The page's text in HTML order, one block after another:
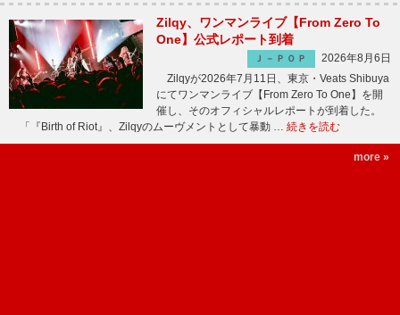
Zilqy、ワンマンライブ【From Zero To
One】公式レポート到着
Ｊ－ＰＯＰ
2026年8月6日
Zilqyが2026年7月11日、東京・Veats Shibuya
にてワンマンライブ【From Zero To One】を開
催し、そのオフィシャルレポートが到着した。
「『Birth of Riot』、Zilqyのムーヴメントとして暴動 … 続きを読む
more »